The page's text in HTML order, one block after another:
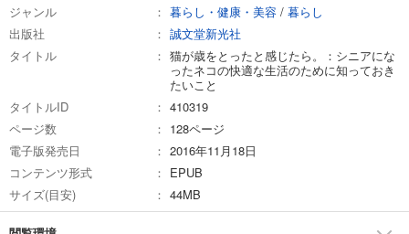
ジャンル
暮らし・健康・美容 / 暮らし
出版社
誠文堂新光社
タイトル
猫が歳をとったと感じたら。：シニアにな
ったネコの快適な生活のために知っておき
たいこと
タイトルID
410319
ページ数
128ページ
電子版発売日
2016年11月18日
コンテンツ形式
EPUB
サイズ(目安)
44MB